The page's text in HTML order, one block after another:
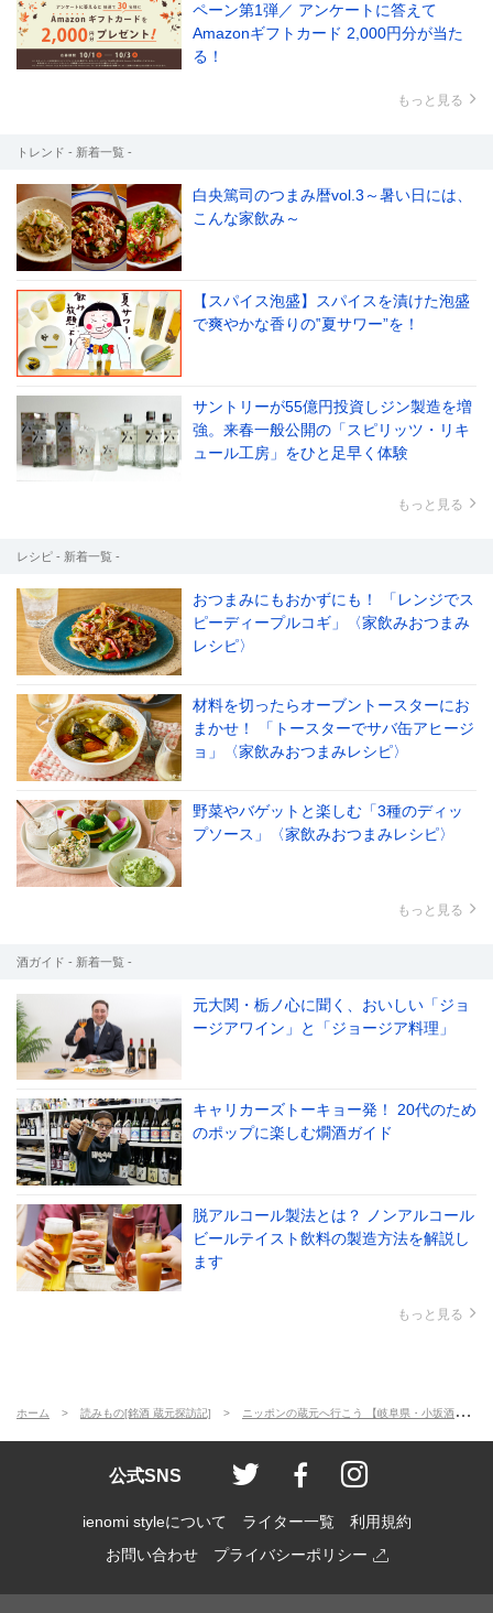
ペーン第1弾／ アンケートに答えて
Amazonギフトカード 2,000円分が当た
る！
もっと見る
トレンド - 新着一覧 -
白央篤司のつまみ暦vol.3～暑い日には、
こんな家飲み～
【スパイス泡盛】スパイスを漬けた泡盛
で爽やかな香りの‟夏サワー”を！
サントリーが55億円投資しジン製造を増
強。来春一般公開の「スピリッツ・リキ
ュール工房」をひと足早く体験
もっと見る
レシピ - 新着一覧 -
おつまみにもおかずにも！ 「レンジでス
ピーディープルコギ」〈家飲みおつまみ
レシピ〉
材料を切ったらオーブントースターにお
まかせ！ 「トースターでサバ缶アヒージ
ョ」〈家飲みおつまみレシピ〉
野菜やバゲットと楽しむ「3種のディッ
プソース」〈家飲みおつまみレシピ〉
もっと見る
酒ガイド - 新着一覧 -
元大関・栃ノ心に聞く、おいしい「ジョ
ージアワイン」と「ジョージア料理」
キャリカーズトーキョー発！ 20代のため
のポップに楽しむ燗酒ガイド
脱アルコール製法とは？ ノンアルコール
ビールテイスト飲料の製造方法を解説し
ます
もっと見る
ホーム 読みもの[銘酒 蔵元探訪記] ニッポンの蔵元へ行こう 【岐阜県・小坂酒造場】
公式SNS ienomi style[イ
ienomi style[
ienomi
ienomi styleについて ライター一覧
利用規約
お問い合わせ
プライバシーポリシー